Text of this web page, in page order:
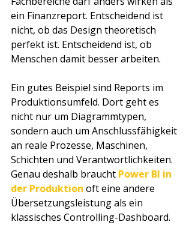
ein Finanzreport. Entscheidend ist
nicht, ob das Design theoretisch
perfekt ist. Entscheidend ist, ob
Menschen damit besser arbeiten.
Ein gutes Beispiel sind Reports im
Produktionsumfeld. Dort geht es
nicht nur um Diagrammtypen,
sondern auch um Anschlussfähigkeit
an reale Prozesse, Maschinen,
Schichten und Verantwortlichkeiten.
Genau deshalb braucht Power BI in
der Produktion oft eine andere
Übersetzungsleistung als ein
klassisches Controlling-Dashboard.